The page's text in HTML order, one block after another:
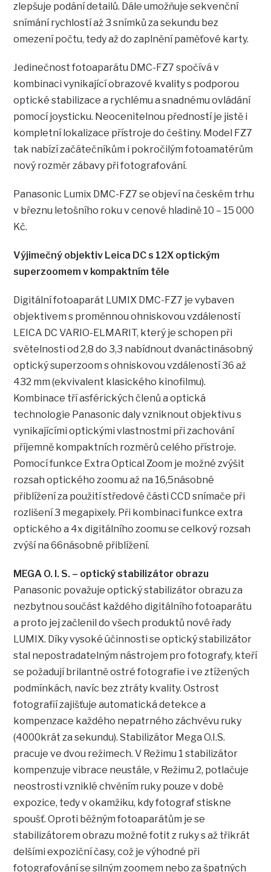
zlepšuje podání detailů. Dále umožňuje sekvenční
snímání rychlostí až 3 snímků za sekundu bez
omezení počtu, tedy až do zaplnění paměťové karty.
Jedinečnost fotoaparátu DMC-FZ7 spočívá v
kombinaci vynikající obrazové kvality s podporou
optické stabilizace a rychlému a snadnému ovládání
pomocí joysticku. Neocenitelnou předností je jistě i
kompletní lokalizace přístroje do češtiny. Model FZ7
tak nabízí začátečníkům i pokročilým fotoamatérům
nový rozměr zábavy při fotografování.
Panasonic Lumix DMC-FZ7 se objeví na českém trhu
v březnu letošního roku v cenové hladině 10 – 15 000
Kč.
Výjimečný objektiv Leica DC s 12X optickým
superzoomem v kompaktním těle
Digitální fotoaparát LUMIX DMC-FZ7 je vybaven
objektivem s proměnnou ohniskovou vzdáleností
LEICA DC VARIO-ELMARIT, který je schopen při
světelnosti od 2,8 do 3,3 nabídnout dvanáctinásobný
optický superzoom s ohniskovou vzdáleností 36 až
432 mm (ekvivalent klasického kinofilmu).
Kombinace tří asférických členů a optická
technologie Panasonic daly vzniknout objektivu s
vynikajícími optickými vlastnostmi při zachování
příjemně kompaktních rozměrů celého přístroje.
Pomocí funkce Extra Optical Zoom je možné zvýšit
rozsah optického zoomu až na 16,5násobné
přiblížení za použití středové části CCD snímače při
rozlišení 3 megapixely. Při kombinaci funkce extra
optického a 4x digitálního zoomu se celkový rozsah
zvýší na 66násobné přiblížení.
MEGA O. I. S. – optický stabilizátor obrazu
Panasonic považuje optický stabilizátor obrazu za
nezbytnou součást každého digitálního fotoaparátu
a proto jej začlenil do všech produktů nové řady
LUMIX. Díky vysoké účinnosti se optický stabilizátor
stal nepostradatelným nástrojem pro fotografy, kteří
se požadují brilantně ostré fotografie i ve ztížených
podmínkách, navíc bez ztráty kvality. Ostrost
fotografií zajišťuje automatická detekce a
kompenzace každého nepatrného záchvěvu ruky
(4000krát za sekundu). Stabilizátor Mega O.I.S.
pracuje ve dvou režimech. V Režimu 1 stabilizátor
kompenzuje vibrace neustále, v Režimu 2, potlačuje
neostrosti vzniklé chvěním ruky pouze v době
expozice, tedy v okamžiku, kdy fotograf stiskne
spoušť. Oproti běžným fotoaparátům je se
stabilizátorem obrazu možné fotit z ruky s až třikrát
delšími expoziční časy, což je výhodné při
fotografování se silným zoomem nebo za špatných